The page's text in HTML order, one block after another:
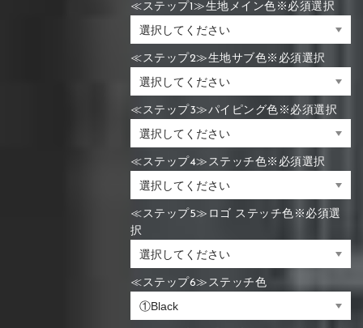
≪ステップ1≫生地メイン色※必須選択
≪ステップ2≫生地サブ色※必須選択
≪ステップ3≫パイピング色※必須選択
≪ステップ4≫ステッチ色※必須選択
≪ステップ5≫ロゴ ステッチ色※必須選
択
≪ステップ6≫ステッチ色